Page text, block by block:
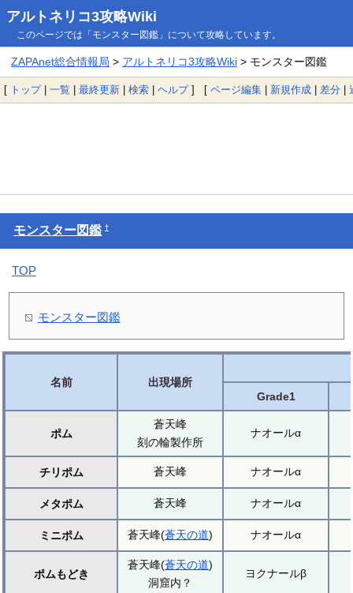
アルトネリコ3攻略Wiki
このページでは「モンスター図鑑」について攻略しています。
ZAPAnet総合情報局 > アルトネリコ3攻略Wiki> モンスター図鑑
[ トップ| 一覧 | 最終更新 | 検索 | ヘルプ] [ ページ編集 | 新規作成 | 差分 |
モンスター図鑑 †
TOP
モンスター図鑑
名前
出現場所
Grade1
ポム
蒼天峰
刻の輪製作所
ナオールα
チリポム 蒼天峰 ナオールα
メタポム 蒼天峰 ナオールα
ミニポム 蒼天峰(蒼天の道) ナオールα
ポムもどき
蒼天峰(蒼天の道)
洞窟内？
ヨクナールβ